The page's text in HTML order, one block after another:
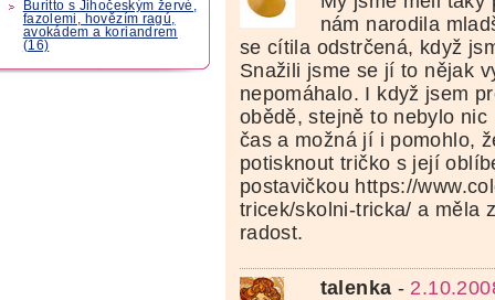
Buritto s Jihočeským žervé,
fazolemi, hovězím ragú,
avokádem a koriandrem
(16)
nám narodila
se cítila odstrčená, když
Snažili jsme se jí to nějak
nepomáhalo. I když jsem
obědě, stejně to nebylo nic
čas a možná jí i pomohlo,
potisknout tričko s její
postavičkou https://
tricek/skolni-tricka/ a měla
radost.
talenka -